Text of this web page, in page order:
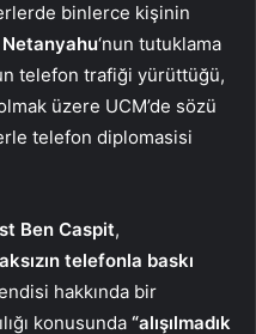
binlerce kişinin
‘nun tutuklama
telefon trafiği yürüttüğü,
üzere UCM’de sözü
telefon diplomasisi
Ben Caspit,
telefonla baskı
hakkında bir
konusunda “alışılmadık